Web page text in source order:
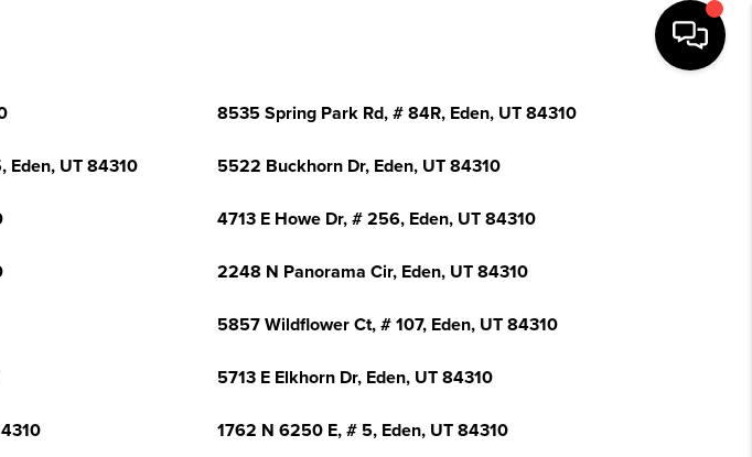
8535 Spring Park Rd, # 84R, Eden, UT 84310
Eden, UT 84310 5522 Buckhorn Dr, Eden, UT 84310
4713 E Howe Dr, # 256, Eden, UT 84310
2248 N Panorama Cir, Eden, UT 84310
5857 Wildflower Ct, # 107, Eden, UT 84310
5713 E Elkhorn Dr, Eden, UT 84310
1762 N 6250 E, # 5, Eden, UT 84310